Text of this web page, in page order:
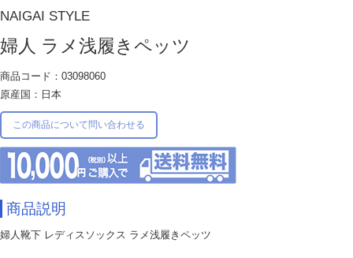
NAIGAI STYLE
婦人 ラメ浅履きペッツ
商品コード：03098060
原産国：日本
この商品について問い合わせる
商品説明
婦人靴下 レディスソックス ラメ浅履きペッツ